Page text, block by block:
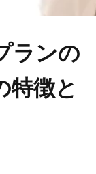
ランの
特徴と